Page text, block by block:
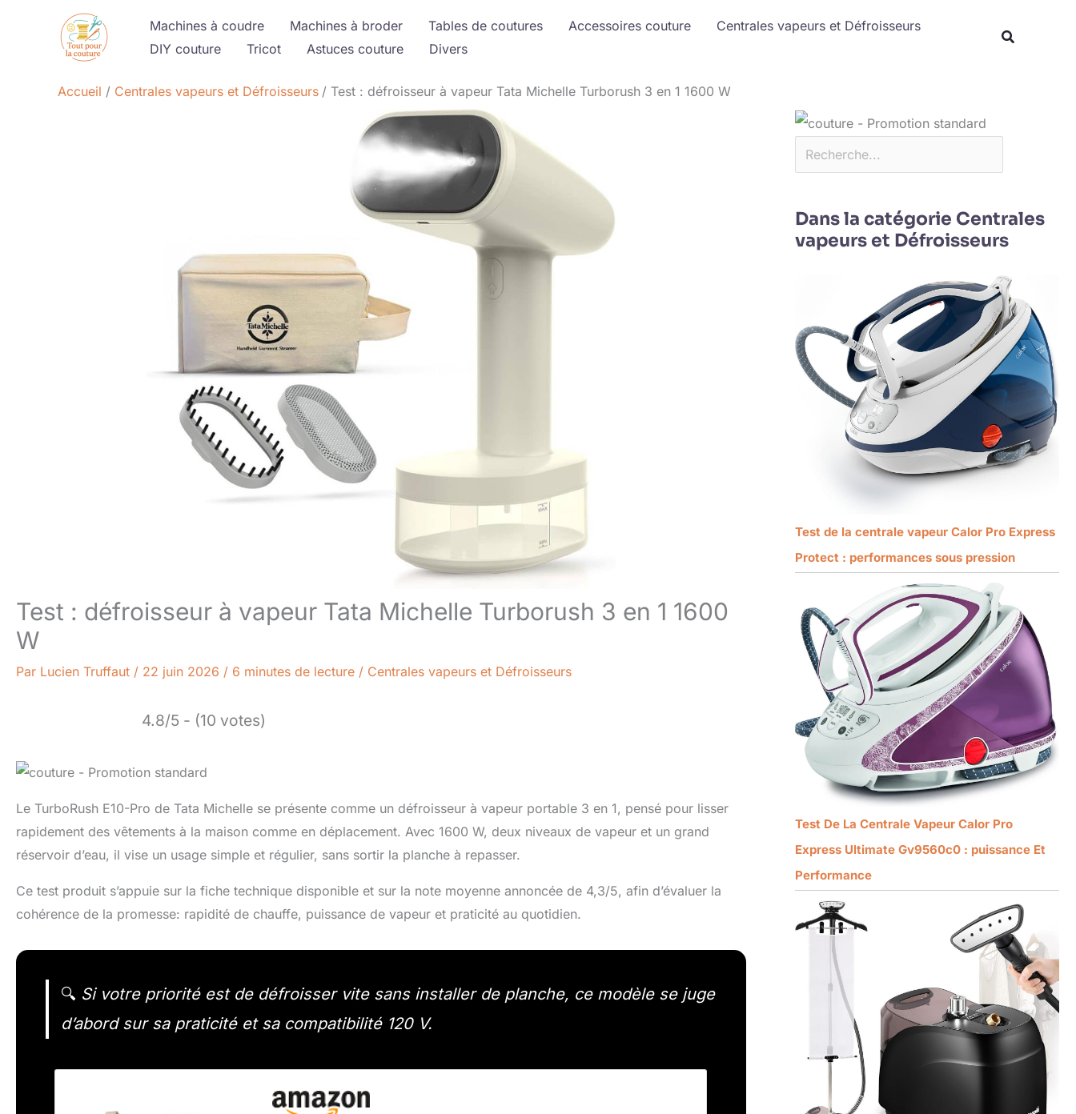
Machines à coudre Machines à broder Tables de coutures Accessoires couture
Centrales vapeurs et Défroisseurs
DIY couture
Tricot Astuces couture Divers
Accueil Centrales vapeurs et Défroisseurs Test : défroisseur à vapeur Tata Michelle Turborush 3 en 1 1600 W
Test : défroisseur à vapeur Tata Michelle Turborush 3 en 1 1600
W
Par Lucien Truffaut / 22 juin 2026 / 6 minutes de lecture / Centrales vapeurs et Défroisseurs
4.8/5 - (10 votes)
Le TurboRush E10-Pro de Tata Michelle se présente comme un défroisseur à vapeur portable 3 en 1, pensé pour lisser
rapidement des vêtements à la maison comme en déplacement. Avec 1600 W, deux niveaux de vapeur et un grand
réservoir d’eau, il vise un usage simple et régulier, sans sortir la planche à repasser.
Ce test produit s’appuie sur la fiche technique disponible et sur la note moyenne annoncée de 4,3/5, afin d’évaluer la
cohérence de la promesse: rapidité de chauffe, puissance de vapeur et praticité au quotidien.
🔍 Si votre priorité est de défroisser vite sans installer de planche, ce modèle se juge
d’abord sur sa praticité et sa compatibilité 120 V.
Dans la catégorie Centrales
vapeurs et Défroisseurs
Test de la centrale vapeur Calor Pro Express
Protect : performances sous pression
Test De La Centrale Vapeur Calor Pro
Express Ultimate Gv9560c0 : puissance Et
Performance